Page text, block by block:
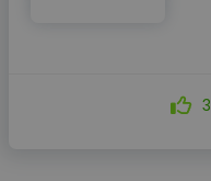
3